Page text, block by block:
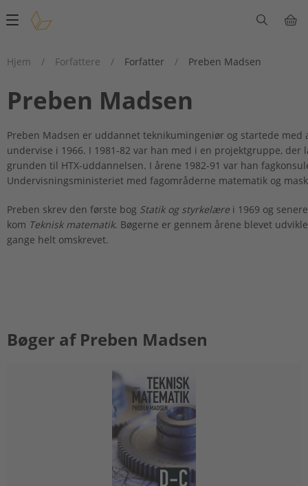
Main
Hjem
/ Forfattere / Forfatter / Preben Madsen
Preben Madsen
Preben Madsen er uddannet teknikumingeniør og startede med
undervise i 1966. I 1981-82 var han med i en projektgruppe, der
grunden til HTX-uddannelsen. I årene 1982-91 var han
Undervisningsministeriet med fagområderne matematik og
Preben skrev den første bog Statik og styrkelære i 1969 og
kom Teknisk matematik. Bøgerne er gennem årene blevet
gange helt omskrevet.
Bøger af Preben Madsen